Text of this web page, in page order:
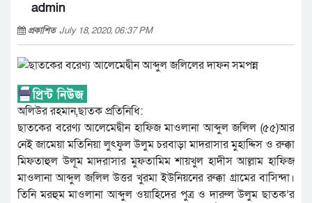
admin
প্রকাশিতJuly 18, 2020, 06:37 PM
অলিউর রহমান,ছাতক প্রতিনিধি:
ছাতকের বরেণ্য আলেমেদ্বীন হাফিজ মাওলানা আব্দুল জলিল (৫৫)আর
নেই জামেয়া মতিনিয়া লুৎফুল উলুম চরবাড়া মাদরাসার মুহাদ্দিস ও রুক্কা
মিফতাহুল উলূম মাদরাসার মুফতামিম শায়খুল হাদীস আল্লাম হাফিজ
মাওলানা আব্দুল জলিল উত্তর খুরমা ইউনিয়নের রুক্কা গ্রামের বাসিন্দা।
তিনি মরহুম মাওলানা আব্দুল ওয়াহিদের পুত্র ও দারুল উলুম ছাতক’র